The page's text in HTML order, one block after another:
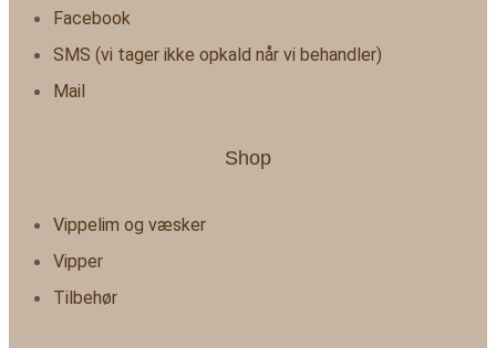
Facebook
SMS (vi tager ikke opkald når vi behandler)
Mail
Shop
Vippelim og væsker
Vipper
Tilbehør